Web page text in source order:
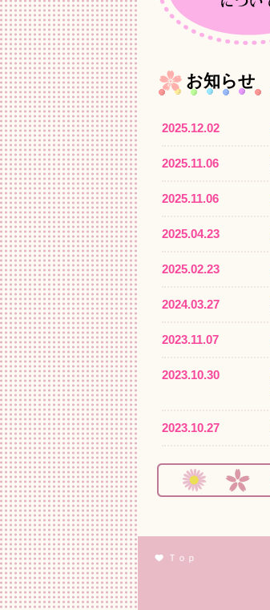
お知らせ
2025.12.02
2025.11.06
2025.11.06
2025.04.23
2025.02.23
2024.03.27
2023.11.07
2023.10.30
2023.10.27
2023.05.19
2023.05.09
2023.01.27
Ｔｏｐ